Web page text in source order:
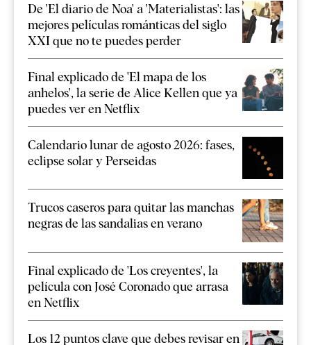
De 'El diario de Noa' a 'Materialistas': las
mejores películas románticas del siglo
XXI que no te puedes perder
Final explicado de 'El mapa de los
anhelos', la serie de Alice Kellen que ya
puedes ver en Netflix
Calendario lunar de agosto 2026: fases,
eclipse solar y Perseidas
Trucos caseros para quitar las manchas
negras de las sandalias en verano
Final explicado de 'Los creyentes', la
película con José Coronado que arrasa
en Netflix
Los 12 puntos clave que debes revisar en